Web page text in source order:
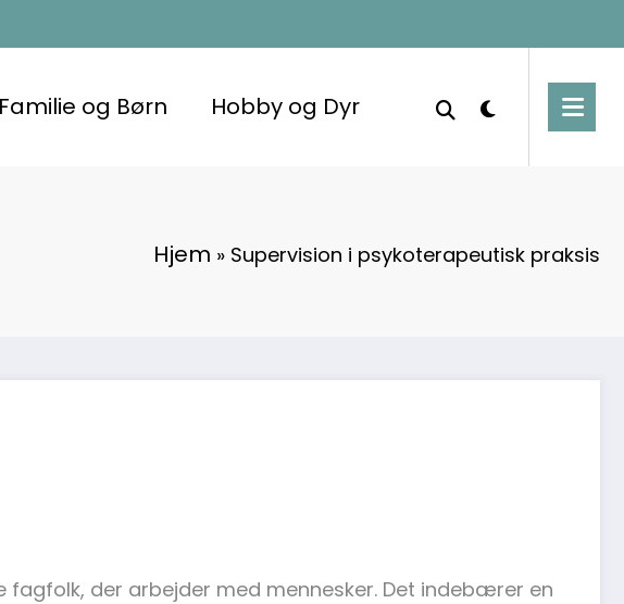
Familie og Børn Hobby og Dyr
Hjem » Supervision i psykoterapeutisk praksis
der arbejder med mennesker. Det indebærer en